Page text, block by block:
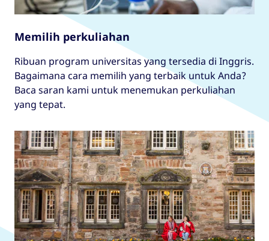
Memilih perkuliahan
Ribuan program universitas yang tersedia di Inggris.
Bagaimana cara memilih yang terbaik untuk Anda?
Baca saran kami untuk menemukan perkuliahan
yang tepat.